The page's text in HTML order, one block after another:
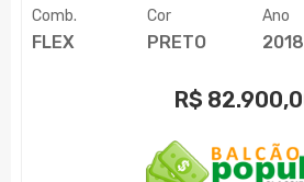
Comb.
FLEX
Cor
PRETO
Ano
2018
R$